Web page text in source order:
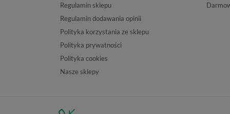
Regulamin sklepu
Regulamin dodawania opinii
Polityka korzystania ze sklepu
Polityka prywatności
Polityka cookies
Nasze sklepy